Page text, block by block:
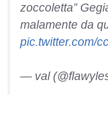
zoccoletta”
malamente da
pic.twitter.com/
— val